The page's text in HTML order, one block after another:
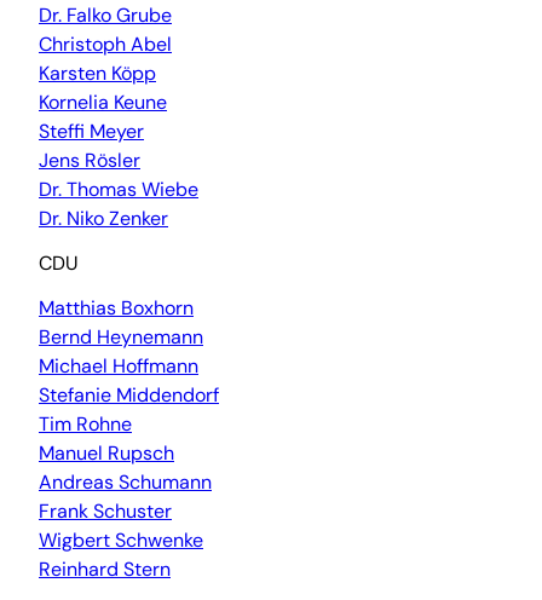
Dr. Falko Grube
Christoph Abel
Karsten Köpp
Kornelia Keune
Steffi Meyer
Jens Rösler
Dr. Thomas Wiebe
Dr. Niko Zenker
CDU
Matthias Boxhorn
Bernd Heynemann
Michael Hoffmann
Stefanie Middendorf
Tim Rohne
Manuel Rupsch
Andreas Schumann
Frank Schuster
Wigbert Schwenke
Reinhard Stern